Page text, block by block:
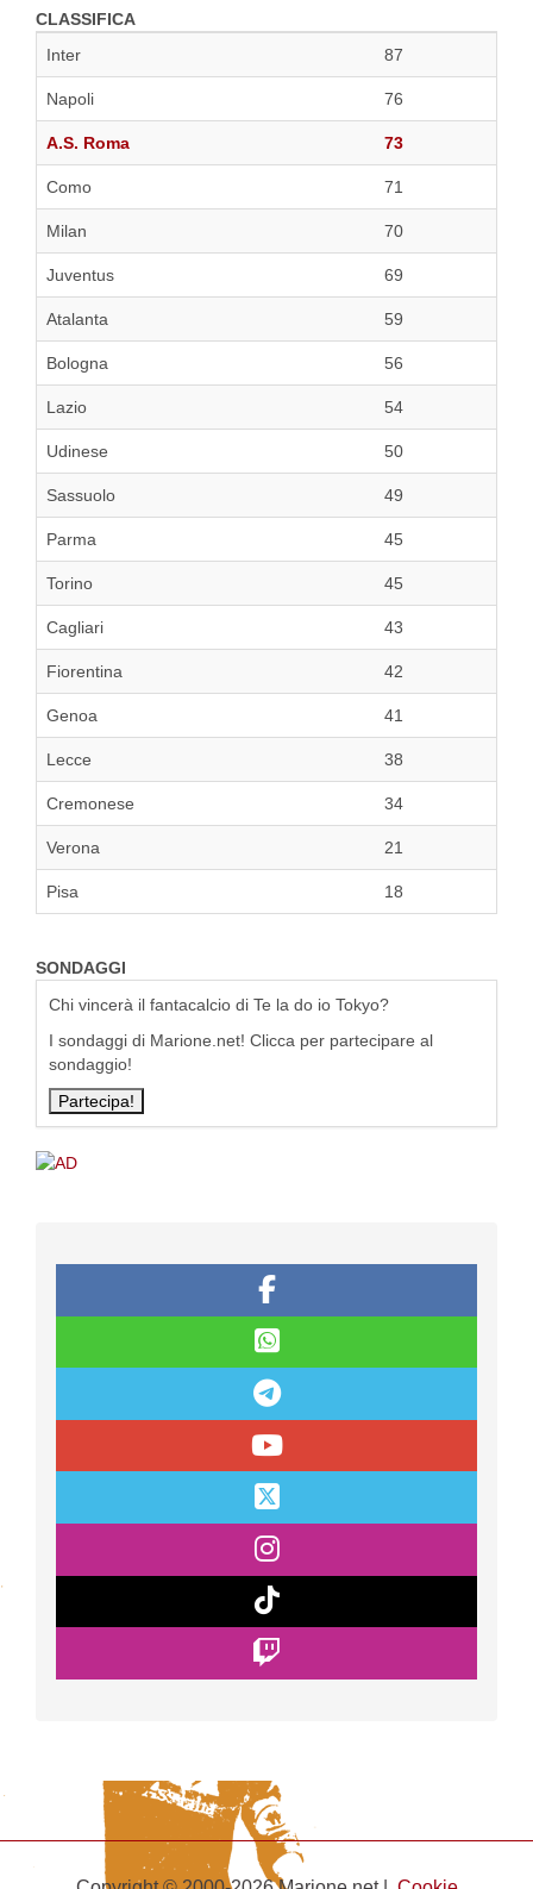
CLASSIFICA
Inter
87
Napoli 76
A.S. Roma 73
Como 71
Milan 70
Juventus 69
Atalanta 59
Bologna 56
Lazio 54
Udinese 50
Sassuolo 49
Parma 45
Torino 45
Cagliari 43
Fiorentina 42
Genoa 41
Lecce 38
Cremonese 34
Verona 21
Pisa 18
SONDAGGI
Chi vincerà il fantacalcio di Te la do io Tokyo?
I sondaggi di Marione.net! Clicca per partecipare al
sondaggio!